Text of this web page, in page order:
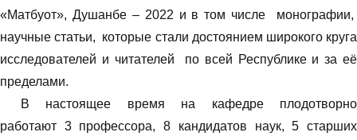
«Матбуот», Душанбе – 2022 и в том числе монографии,
научные статьи, которые стали достоянием широкого круга
исследователей и читателей по всей Республике и за её
пределами.
В настоящее время на кафедре плодотворно
работают 3 профессора, 8 кандидатов наук, 5 старших